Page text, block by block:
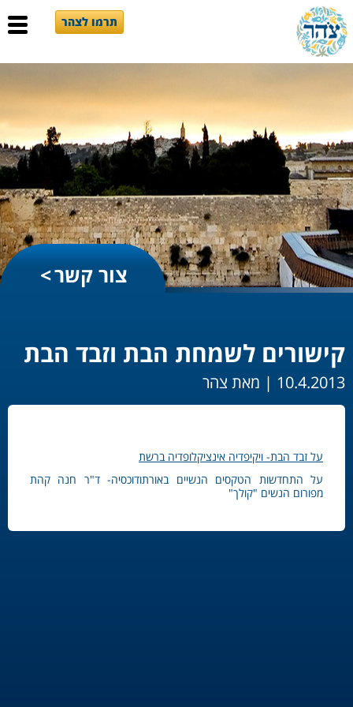
תרמו לצהר
צור קשר
קישורים לשמחת הבת וזבד הבת
10.4.2013 | מאת צהר
על זבד הבת- ויקיפדיה אינציקלופדיה ברשת
על התחדשות הטקסים הנשיים באורתודוכסיה- ד"ר חנה קהת
מפורום הנשים "קולך"